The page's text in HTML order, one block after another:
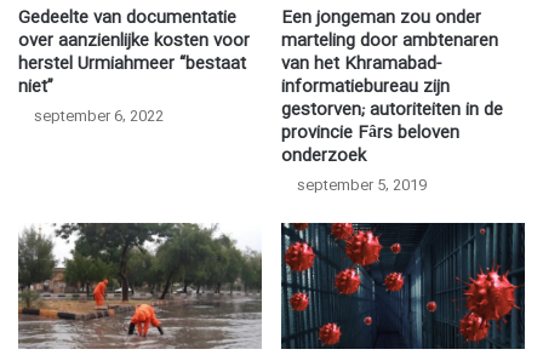
Gedeelte van documentatie
over aanzienlijke kosten voor
herstel Urmiahmeer “bestaat
niet”
september 6, 2022
Een jongeman zou onder
marteling door ambtenaren
van het Khramabad-
informatiebureau zijn
gestorven; autoriteiten in de
provincie Fârs beloven
onderzoek
september 5, 2019